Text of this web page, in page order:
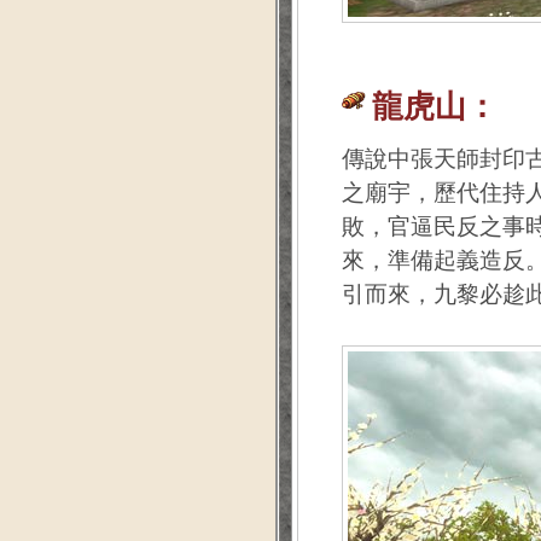
龍虎山：
傳說中張天師封印
之廟宇，歷代住持
敗，官逼民反之事
來，準備起義造反
引而來，九黎必趁